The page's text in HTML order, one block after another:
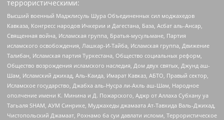
террористическими:
Высший военный Маджлисуль Шура Объединенных сил моджахедов
Кавказа, Конгресс народов Ичкерии и Дагестана, База, Асбат аль-Ансар,
Священная война, Исламская группа, Братья-мусульмане, Партия
исламского освобождения, Лашкар-И-Тайба, Исламская группа, Движение
Талибан, Исламская партия Туркестана, Общество социальных реформ,
Общество возрождения исламского наследия, Дом двух святых, Джунд аш-
Шам, Исламский джихад, Аль-Каида, Имарат Кавказ, АБТО, Правый сектор,
Исламское государство, Джабха аль-Нусра ли-Ахль аш-Шам, Народное
ополчение имени К. Минина и Д. Пожарского, Аджр от Аллаха Субхану уа
Тагьаля SHAM, АУМ Синрике, Муджахеды джамаата Ат-Тавхида Валь-Джихад,
Чистопольский Джамаат, Рохнамо ба суи давлати исломи, Террористическое